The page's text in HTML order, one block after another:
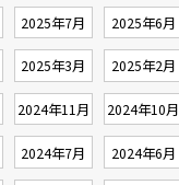
2025年7月 2025年6月
2025年3月 2025年2月
2024年11月 2024年10月
2024年7月 2024年6月